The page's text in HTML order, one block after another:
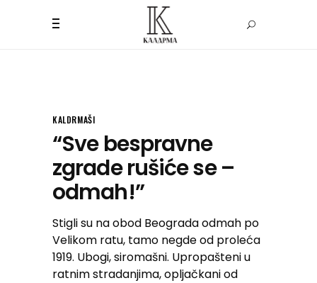
KALDRMAŠI
“Sve bespravne
zgrade rušiće se –
odmah!”
Stigli su na obod Beograda odmah po
Velikom ratu, tamo negde od proleća
1919. Ubogi, siromašni. Upropašteni u
ratnim stradanjima, opljačkani od